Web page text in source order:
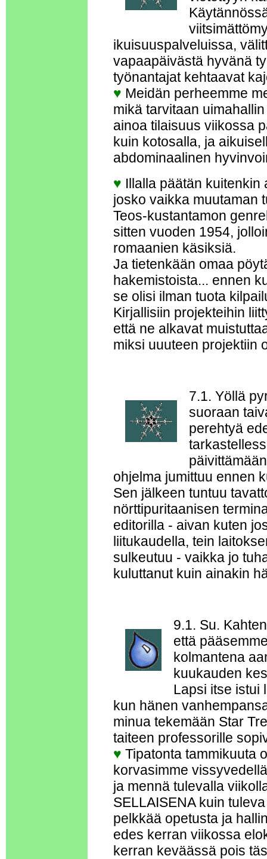
ikuisuuspalveluissa,
vapaapäivästä hyvänä
työnantajat kehtaavat
♥ Meidän perheemme
mikä tarvitaan
ainoa tilaisuus viikossa
kuin kotosalla, ja
abdominaalinen
♥ Illalla päätän
josko vaikka muutaman
Teos-kustantamon
sitten vuoden 1954,
romaanien käsiksiä.
Ja tietenkään omaa
hakemistoista... ennen
se olisi ilman tuota
Kirjallisiin projekteihin
että ne alkavat
miksi uuuteen projektiin
7.1. Yöllä
suoraan
perehtyä
ohjelma jumittuu ennen
Sen jälkeen tuntuu
nörttipuritaanisen
editorilla - aivan kuten
liitukaudella, tein
sulkeutuu - vaikka jo
kuluttanut kuin ainakin
9.1. Su.
että
kolmantena
kuukauden
Lapsi itse istui
kun hänen
minua tekemään Star
taiteen professorille
♥ Tipatonta tammikuuta
korvasimme
ja mennä tulevalla
SELLAISENA kuin
pelkkää opetusta ja
edes kerran viikossa
kerran keväässä pois